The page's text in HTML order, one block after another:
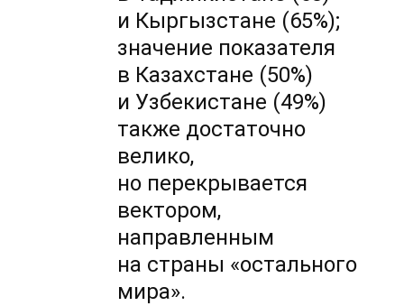
и Кыргызстане (65%);
значение показателя
в Казахстане (50%)
и Узбекистане (49%)
также достаточно
велико,
но перекрывается
вектором,
направленным
на страны «остального
мира».